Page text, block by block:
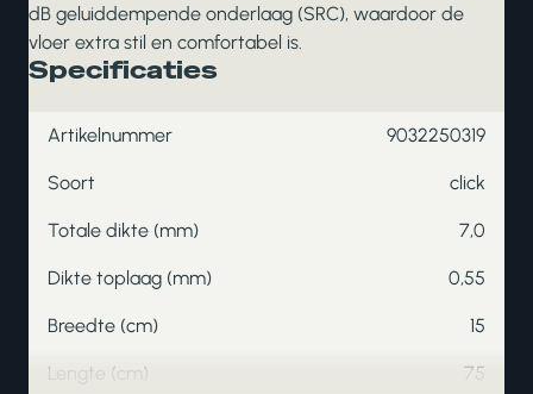
dB geluiddempende onderlaag (SRC), waardoor de
vloer extra stil en comfortabel is.
Specificaties
Artikelnummer 9032250319
Soort click
Totale dikte (mm) 7,0
Dikte toplaag (mm) 0,55
Breedte (cm) 15
Lengte (cm) 75